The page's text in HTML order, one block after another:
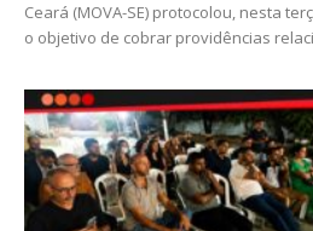
Ceará (MOVA-SE) protocolou, nesta
o objetivo de cobrar providências